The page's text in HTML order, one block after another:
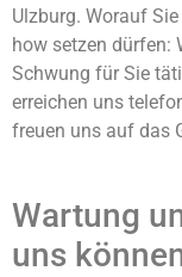
Ulzburg. Worauf
how setzen dürfen:
Schwung für Sie
erreichen uns
freuen uns auf das
Wartung
uns